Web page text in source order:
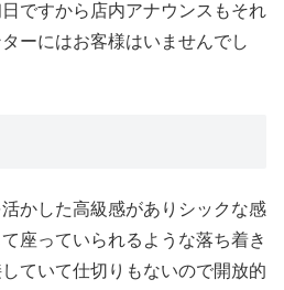
ですから店内アナウンスもそれ
ーにはお客様はいませんでし
かした高級感がありシックな感
座っていられるような落ち着き
ていて仕切りもないので開放的